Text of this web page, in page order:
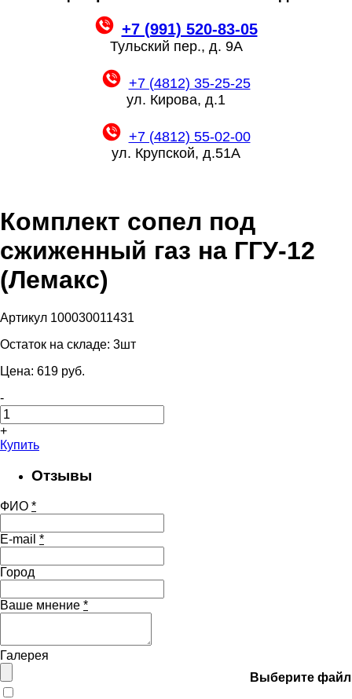
+7 (991) 520-83-05
Тульский пер., д. 9А
+7 (4812) 35-25-25
ул. Кирова, д.1
+7 (4812) 55-02-00
ул. Крупской, д.51А
Комплект сопел под
сжиженный газ на ГГУ-12
(Лемакс)
Артикул 100030011431
Остаток на складе: 3шт
Цена: 619 pуб.
-
+
Купить
Отзывы
ФИО *
E-mail *
Город
Ваше мнение *
Галерея
Выберите файл